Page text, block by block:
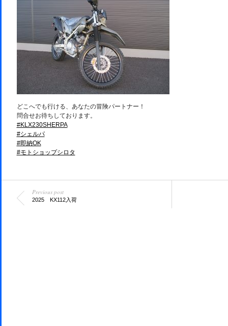
どこへでも行ける、あなたの冒険パートナー！
問合せお待ちしております。
#KLX230SHERPA
#シェルパ
#即納OK
#モトショップシロタ
Previous post
2025 KX112入荷